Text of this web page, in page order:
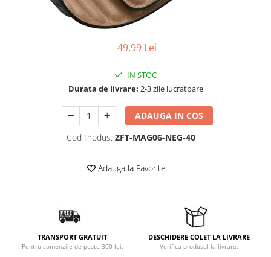
49,99 Lei
IN STOC
Durata de livrare: 2-3 zile lucratoare
ADAUGA IN COS
Cod Produs: ZFT-MAG06-NEG-40
Adauga la Favorite
TRANSPORT GRATUIT
Pentru comenzile de peste 300 lei.
DESCHIDERE COLET LA LIVRARE
Verifica produsul la livrare.